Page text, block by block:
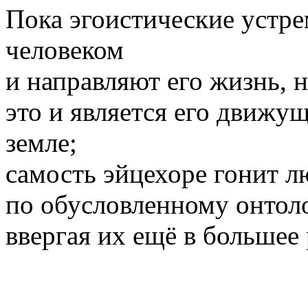
Пока эгоистические
человеком
и направляют его жизнь,
это и является его
земле;
самость эйцехоре гонит
по обусловленному
ввергая их ещё в